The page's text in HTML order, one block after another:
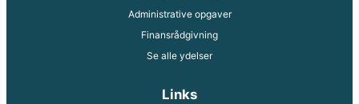
Administrative opgaver
Finansrådgivning
Se alle ydelser
Links